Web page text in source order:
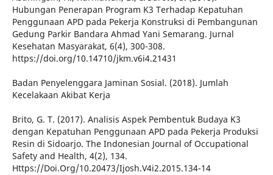
Hubungan Penerapan Program K3 Terhadap Kepatuhan
Penggunaan APD pada Pekerja Konstruksi di Pembangunan
Gedung Parkir Bandara Ahmad Yani Semarang. Jurnal
Kesehatan Masyarakat, 6(4), 300-308.
https://doi.org/10.14710/jkm.v6i4.21431
Badan Penyelenggara Jaminan Sosial. (2018). Jumlah
Kecelakaan Akibat Kerja
Brito, G. T. (2017). Analisis Aspek Pembentuk Budaya K3
dengan Kepatuhan Penggunaan APD pada Pekerja Produksi
Resin di Sidoarjo. The Indonesian Journal of Occupational
Safety and Health, 4(2), 134.
Https://Doi.Org/10.20473/Ijosh.V4i2.2015.134-14